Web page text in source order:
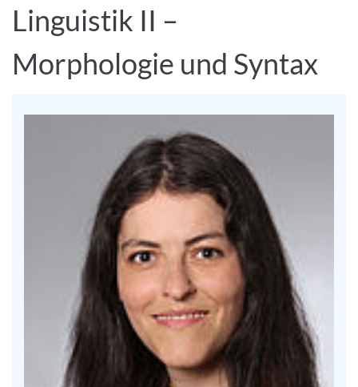
Linguistik II –
Morphologie und Syntax